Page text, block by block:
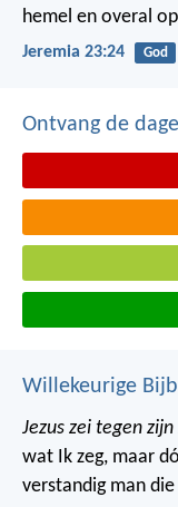
hemel en overal
Jeremia 23:24 God
Ontvang de
Willekeurige
Jezus zei tegen
wat Ik zeg, maar
verstandig man